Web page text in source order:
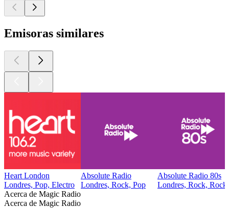
Emisoras similares
Heart London
Londres, Pop, Electro
Absolute Radio
Londres, Rock, Pop
Absolute Radio 80s
Londres, Rock, Rock
Acerca de Magic Radio
Acerca de Magic Radio